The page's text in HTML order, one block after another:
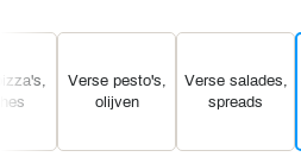
Verse pesto's,
olijven
Verse salades,
spreads